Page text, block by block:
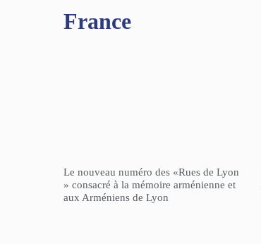
France
Le nouveau numéro des «Rues de Lyon
» consacré à la mémoire arménienne et
aux Arméniens de Lyon